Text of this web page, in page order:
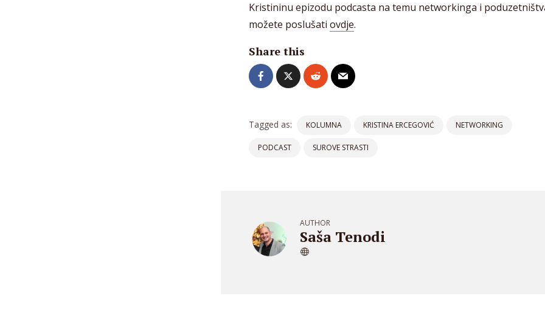
Kristininu epizodu podcasta na temu networkinga i
možete poslušati ovdje.
Share this
Tagged as: KOLUMNA KRISTINA ERCEGOVIĆ NETWORKING
PODCAST SUROVE STRASTI
AUTHOR
Saša Tenodi